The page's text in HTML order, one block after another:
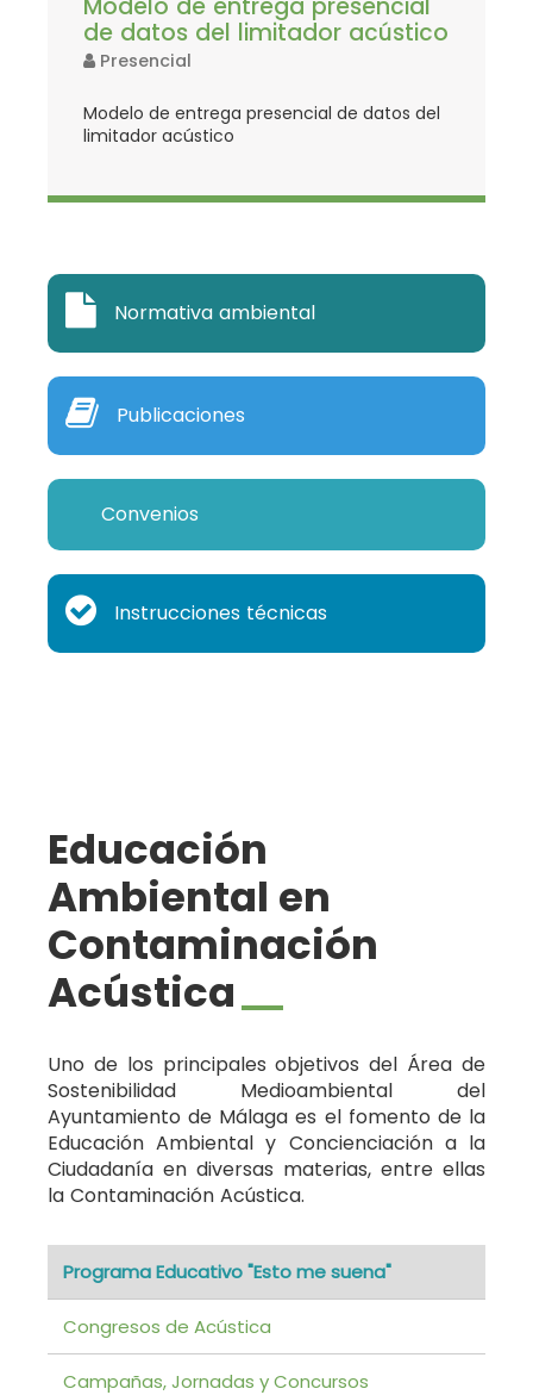
de datos del limitador acústico
Presencial
Modelo de entrega presencial de datos del
limitador acústico
Normativa ambiental
Publicaciones
Convenios
Instrucciones técnicas
Educación
Ambiental en
Contaminación
Acústica
Uno de los principales objetivos del Área de
Sostenibilidad Medioambiental del
Ayuntamiento de Málaga es el fomento de la
Educación Ambiental y Concienciación a la
Ciudadanía en diversas materias, entre ellas
la Contaminación Acústica.
Programa Educativo "Esto me suena"
Congresos de Acústica
Campañas, Jornadas y Concursos